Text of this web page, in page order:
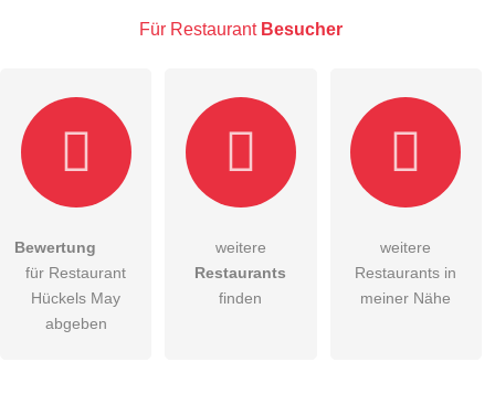
E-Mail-Adresse (wird nicht veröffentlicht)
Hiermit akzeptiere ich dieAGB
DieDatenschutzerklärung habe ich zur Kenntnis genommen.
Für Restaurant Besucher
Bewertung
für Restaurant
Hückels May
abgeben
weitere
Restaurants
finden
weitere
Restaurants in
meiner Nähe